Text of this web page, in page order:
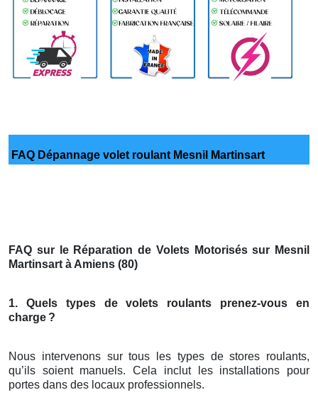
FAQ Dépannage volet roulant Mesnil Martinsart
FAQ sur le Réparation de Volets Motorisés sur Mesnil
Martinsart à Amiens (80)
1. Quels types de volets roulants prenez-vous en
charge ?
Nous intervenons sur tous les types de stores roulants,
qu’ils soient manuels. Cela inclut les installations pour
portes dans des locaux professionnels.